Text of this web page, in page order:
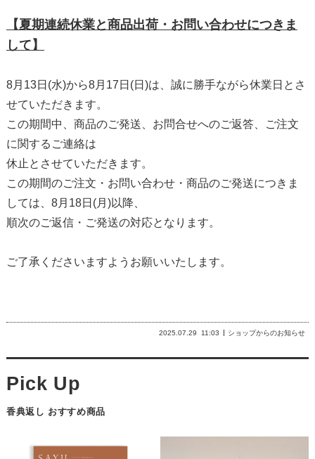
【夏期連続休業と商品出荷・お問い合わせにつきま
して】
8月13日(水)から8月17日(日)は、誠に勝手ながら休業日とさ
せていただきます。
この期間中、商品のご発送、お問合せへのご返答、ご注文
に関するご連絡は
休止とさせていただきます。
この期間のご注文・お問い合わせ・商品のご発送につきま
しては、8月18日(月)以降、
順次のご返信・ご発送の対応となります。
ご了承くださいますようお願いいたします。
2025.07.29 11:03 ショップからのお知らせ
香典返し おすすめ商品